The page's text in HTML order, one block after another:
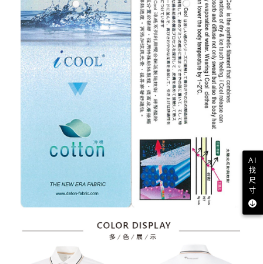
AI
找
尺
寸